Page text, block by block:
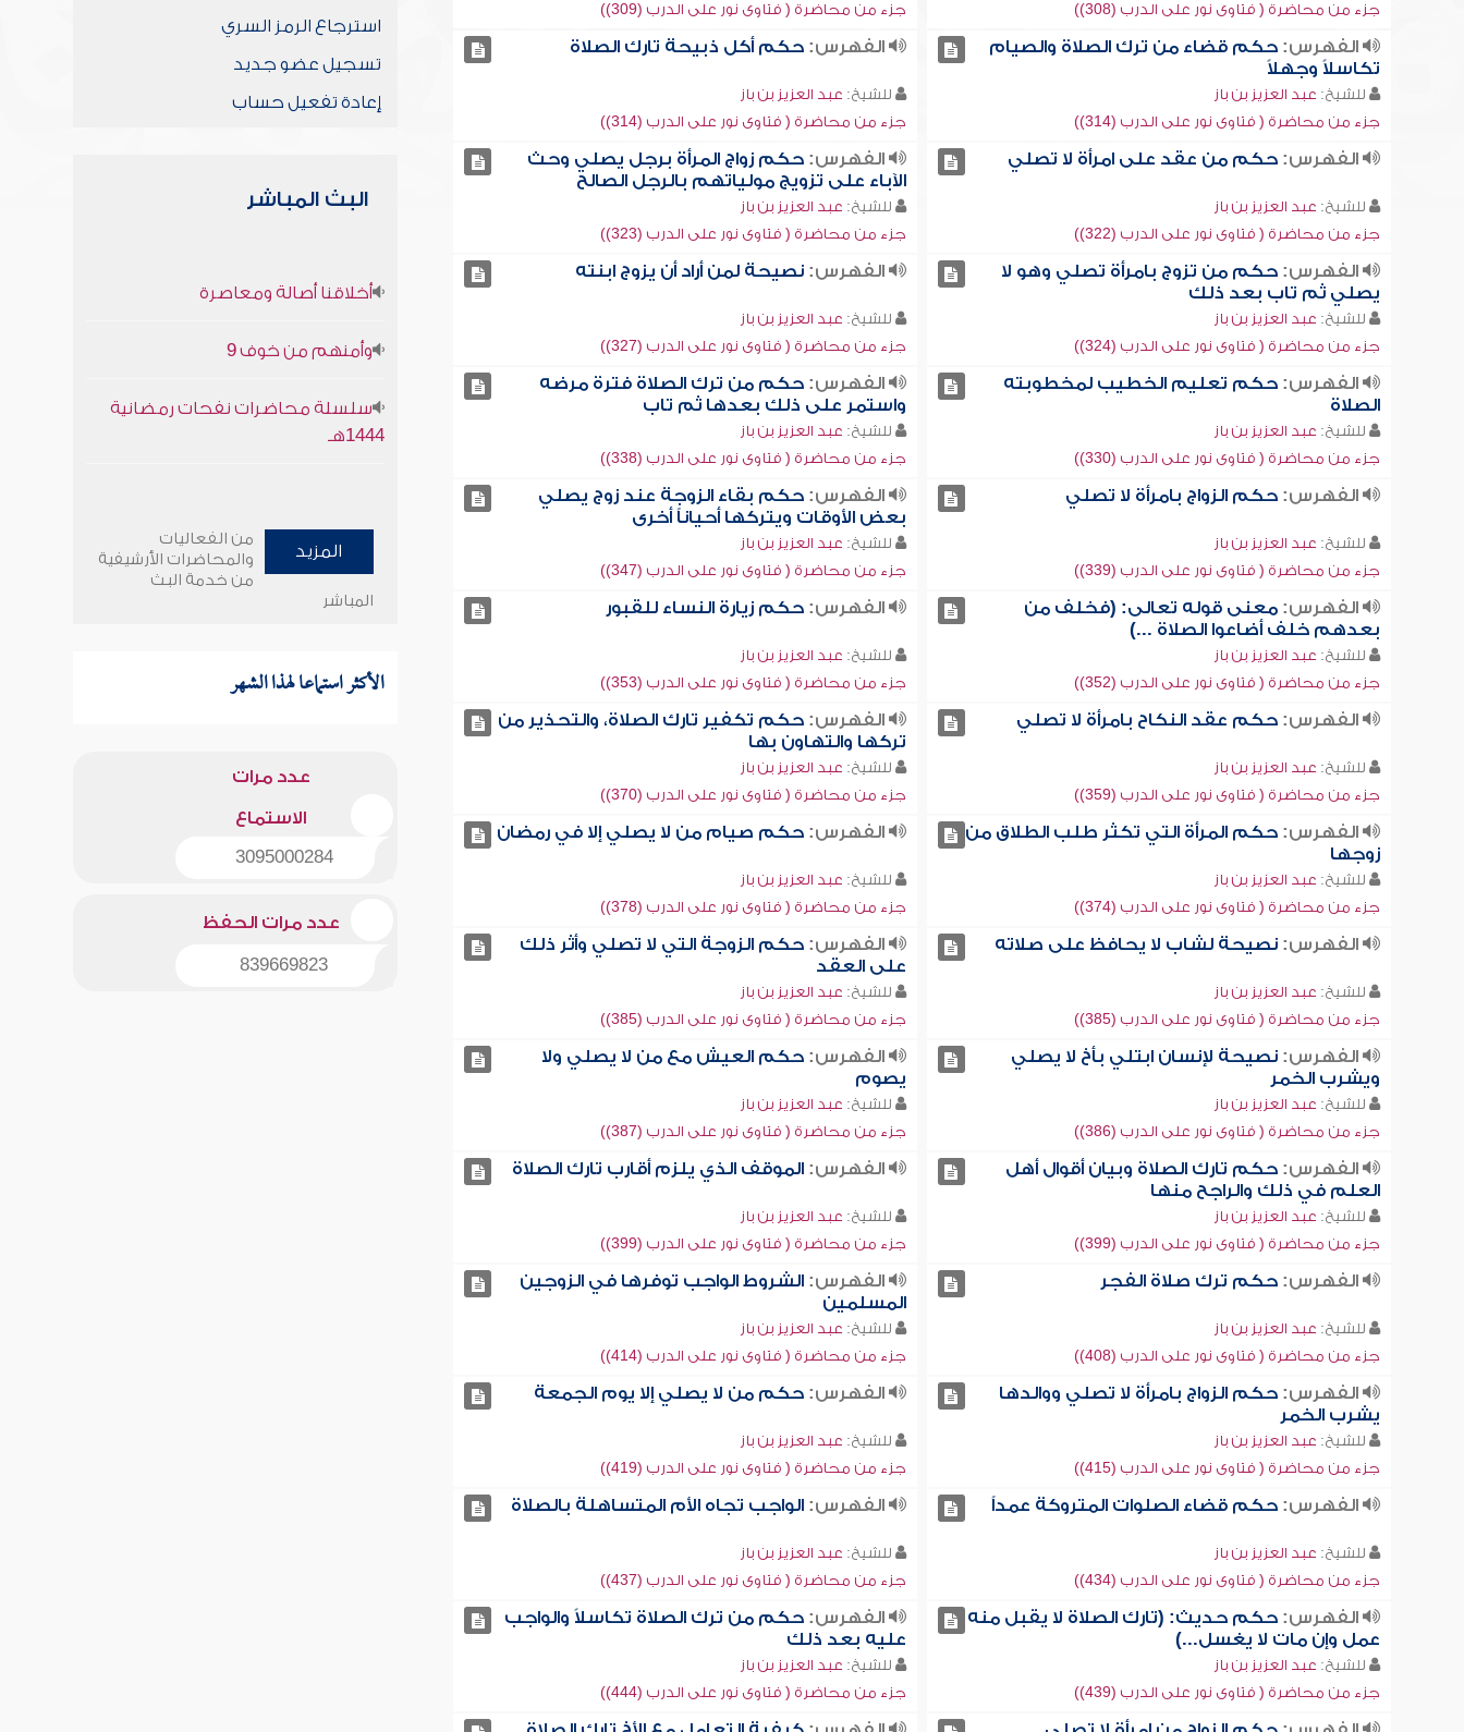
جزء من محاضرة ( فتاوى نور على الدرب (308))
جزء من محاضرة ( فتاوى نور على الدرب (309))
الفهرس:حكم قضاء من ترك الصلاة والصيام
تكاسلاً وجهلاً
للشيخ: عبد العزيز بن باز
جزء من محاضرة ( فتاوى نور على الدرب (314))
الفهرس: حكم أكل ذبيحة تارك الصلاة
للشيخ: عبد العزيز بن باز
جزء من محاضرة ( فتاوى نور على الدرب (314))
الفهرس:حكم من عقد على امرأة لا تصلي
للشيخ: عبد العزيز بن باز
جزء من محاضرة ( فتاوى نور على الدرب (322))
الفهرس: حكم زواج المرأة برجل يصلي وحث
الآباء على تزويج مولياتهم بالرجل الصالح
للشيخ: عبد العزيز بن باز
جزء من محاضرة ( فتاوى نور على الدرب (323))
الفهرس:حكم من تزوج بامرأة تصلي وهو لا
يصلي ثم تاب بعد ذلك
للشيخ: عبد العزيز بن باز
جزء من محاضرة ( فتاوى نور على الدرب (324))
الفهرس: نصيحة لمن أراد أن يزوج ابنته
للشيخ: عبد العزيز بن باز
جزء من محاضرة ( فتاوى نور على الدرب (327))
الفهرس:حكم تعليم الخطيب لمخطوبته
الصلاة
للشيخ: عبد العزيز بن باز
جزء من محاضرة ( فتاوى نور على الدرب (330))
الفهرس: حكم من ترك الصلاة فترة مرضه
واستمر على ذلك بعدها ثم تاب
للشيخ: عبد العزيز بن باز
جزء من محاضرة ( فتاوى نور على الدرب (338))
الفهرس:حكم الزواج بامرأة لا تصلي
للشيخ: عبد العزيز بن باز
جزء من محاضرة ( فتاوى نور على الدرب (339))
الفهرس: حكم بقاء الزوجة عند زوج يصلي
بعض الأوقات ويتركها أحياناً أخرى
للشيخ: عبد العزيز بن باز
جزء من محاضرة ( فتاوى نور على الدرب (347))
الفهرس:معنى قوله تعالى: (فخلف من
بعدهم خلف أضاعوا الصلاة ...)
للشيخ: عبد العزيز بن باز
جزء من محاضرة ( فتاوى نور على الدرب (352))
الفهرس: حكم زيارة النساء للقبور
للشيخ: عبد العزيز بن باز
جزء من محاضرة ( فتاوى نور على الدرب (353))
الفهرس:حكم عقد النكاح بامرأة لا تصلي
للشيخ: عبد العزيز بن باز
جزء من محاضرة ( فتاوى نور على الدرب (359))
الفهرس: حكم تكفير تارك الصلاة، والتحذير من
تركها والتهاون بها
للشيخ: عبد العزيز بن باز
جزء من محاضرة ( فتاوى نور على الدرب (370))
الفهرس:حكم المرأة التي تكثر طلب الطلاق من
زوجها
للشيخ: عبد العزيز بن باز
جزء من محاضرة ( فتاوى نور على الدرب (374))
الفهرس: حكم صيام من لا يصلي إلا في رمضان
للشيخ: عبد العزيز بن باز
جزء من محاضرة ( فتاوى نور على الدرب (378))
الفهرس:نصيحة لشاب لا يحافظ على صلاته
للشيخ: عبد العزيز بن باز
جزء من محاضرة ( فتاوى نور على الدرب (385))
الفهرس: حكم الزوجة التي لا تصلي وأثر ذلك
على العقد
للشيخ: عبد العزيز بن باز
جزء من محاضرة ( فتاوى نور على الدرب (385))
الفهرس:نصيحة لإنسان ابتلي بأخ لا يصلي
ويشرب الخمر
للشيخ: عبد العزيز بن باز
جزء من محاضرة ( فتاوى نور على الدرب (386))
الفهرس: حكم العيش مع من لا يصلي ولا
يصوم
للشيخ: عبد العزيز بن باز
جزء من محاضرة ( فتاوى نور على الدرب (387))
الفهرس:حكم تارك الصلاة وبيان أقوال أهل
العلم في ذلك والراجح منها
للشيخ: عبد العزيز بن باز
جزء من محاضرة ( فتاوى نور على الدرب (399))
الفهرس: الموقف الذي يلزم أقارب تارك الصلاة
للشيخ: عبد العزيز بن باز
جزء من محاضرة ( فتاوى نور على الدرب (399))
الفهرس:حكم ترك صلاة الفجر
للشيخ: عبد العزيز بن باز
جزء من محاضرة ( فتاوى نور على الدرب (408))
الفهرس: الشروط الواجب توفرها في الزوجين
المسلمين
للشيخ: عبد العزيز بن باز
جزء من محاضرة ( فتاوى نور على الدرب (414))
الفهرس:حكم الزواج بامرأة لا تصلي ووالدها
يشرب الخمر
للشيخ: عبد العزيز بن باز
جزء من محاضرة ( فتاوى نور على الدرب (415))
الفهرس: حكم من لا يصلي إلا يوم الجمعة
للشيخ: عبد العزيز بن باز
جزء من محاضرة ( فتاوى نور على الدرب (419))
الفهرس:حكم قضاء الصلوات المتروكة عمداً
للشيخ: عبد العزيز بن باز
جزء من محاضرة ( فتاوى نور على الدرب (434))
الفهرس: الواجب تجاه الأم المتساهلة بالصلاة
للشيخ: عبد العزيز بن باز
جزء من محاضرة ( فتاوى نور على الدرب (437))
الفهرس:حكم حديث: (تارك الصلاة لا يقبل منه
عمل وإن مات لا يغسل...)
للشيخ: عبد العزيز بن باز
جزء من محاضرة ( فتاوى نور على الدرب (439))
الفهرس: حكم من ترك الصلاة تكاسلاً والواجب
عليه بعد ذلك
للشيخ: عبد العزيز بن باز
جزء من محاضرة ( فتاوى نور على الدرب (444))
استرجاع الرمز السري
تسجيل عضو جديد
إعادة تفعيل حساب
البث المباشر
أخلاقنا أصالة ومعاصرة
وأمنهم من خوف 9
سلسلة محاضرات نفحات رمضانية
1444هـ
المزيد
من الفعاليات
والمحاضرات الأرشيفية
من خدمة البث
المباشر
الأكثر استماعا لهذا الشهر
عدد مرات
الاستماع
3095000284
عدد مرات الحفظ
839669823